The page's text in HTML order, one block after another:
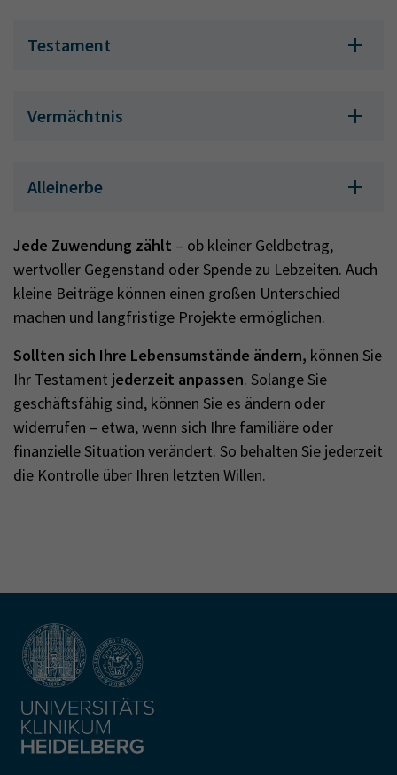
Testament
Vermächtnis
Alleinerbe
Jede Zuwendung zählt – ob kleiner Geldbetrag,
wertvoller Gegenstand oder Spende zu Lebzeiten. Auch
kleine Beiträge können einen großen Unterschied
machen und langfristige Projekte ermöglichen.
Sollten sich Ihre Lebensumstände ändern, können Sie
Ihr Testament jederzeit anpassen. Solange Sie
geschäftsfähig sind, können Sie es ändern oder
widerrufen – etwa, wenn sich Ihre familiäre oder
finanzielle Situation verändert. So behalten Sie jederzeit
die Kontrolle über Ihren letzten Willen.